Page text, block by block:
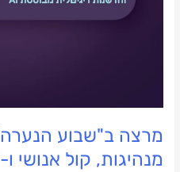
מנהיגות, קול אנושי ו- AI